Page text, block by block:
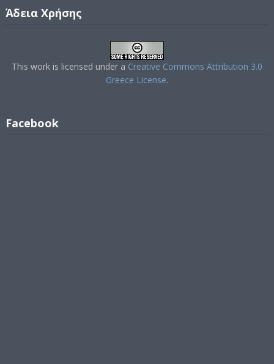
Άδεια Χρήσης
This work is licensed under a Creative Commons Attribution 3.0
Greece License.
Facebook